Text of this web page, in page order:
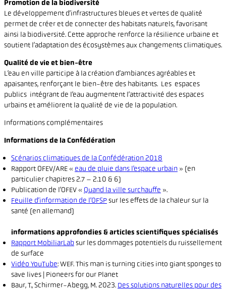
Promotion de la biodiversité
Le développement d’infrastructures bleues et vertes de qualité
permet de créer et de connecter des habitats naturels, favorisant
ainsi la biodiversité. Cette approche renforce la résilience urbaine et
soutient l’adaptation des écosystèmes aux changements climatiques.
Qualité de vie et bien-être
L’eau en ville participe à la création d’ambiances agréables et
apaisantes, renforçant le bien-être des habitants. Les espaces
publics intégrant de l’eau augmentent l’attractivité des espaces
urbains et améliorent la qualité de vie de la population.
Informations complémentaires
Informations de la Confédération
Scénarios climatiques de la Confédération 2018
Rapport OFEV/ARE « eau de pluie dans l’espace urbain » (en
particulier chapitres 2.7 – 2.10 & 6)
Publication de l’OFEV « Quand la ville surchauffe ».
Feuille d’information de l’OFSPsur les effets de la chaleur sur la
santé (en allemand)
informations approfondies & articles scientifiques spécialisés
Rapport MobiliarLabsur les dommages potentiels du ruissellement
de surface
Vidéo YouTube: WEF. This man is turning cities into giant sponges to
save lives | Pioneers for our Planet
Baur, T., Schirmer-Abegg, M. 2023. Des solutions naturelles pour des